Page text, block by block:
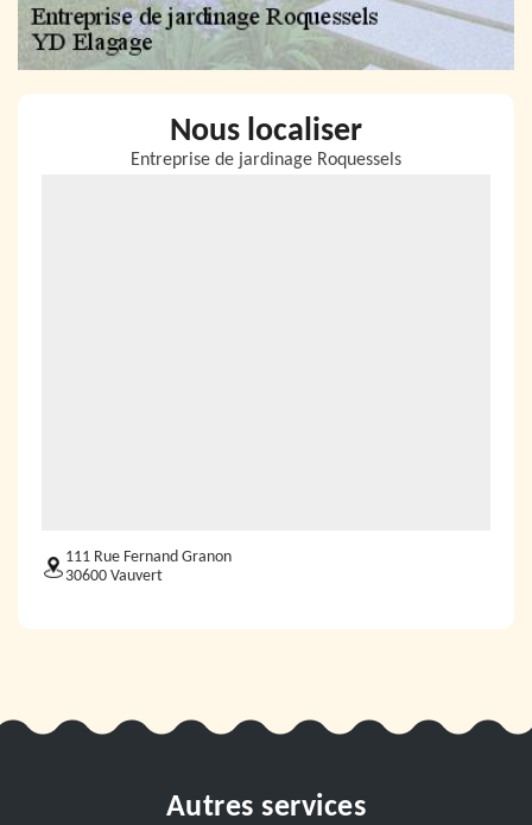
Nous localiser
Entreprise de jardinage Roquessels
111 Rue Fernand Granon
30600 Vauvert
Autres services